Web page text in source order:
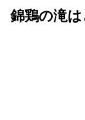
錦鶏の滝